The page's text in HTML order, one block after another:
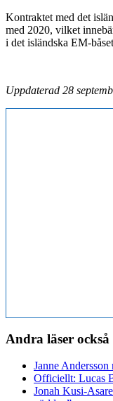
Kontraktet med det
med 2020, vilket
i det isländska EM-
Uppdaterad 28
Andra läser också
Janne
Officiellt: Lucas
Jonah Kusi-